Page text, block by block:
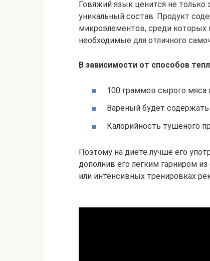
Говяжий язык ценится не
уникальный состав. Продукт
микроэлементов, среди которых
необходимые для отличного
В зависимости от способов
100 граммов сырого мяса
Вареный будет содержать
Калорийность тушеного
Поэтому на диете лучше его
дополнив его легким гарниром
или интенсивных тренировках